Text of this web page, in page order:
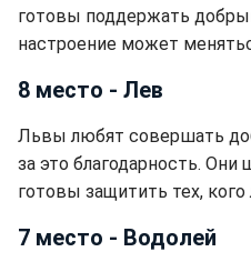
готовы поддержать
настроение может
8 место - Лев
Львы любят совершать
за это благодарность.
готовы защитить тех, кого
7 место - Водолей